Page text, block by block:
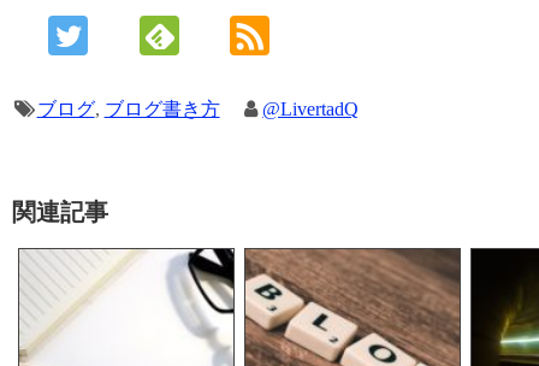
ブログ, ブログ書き方 @LivertadQ
関連記事